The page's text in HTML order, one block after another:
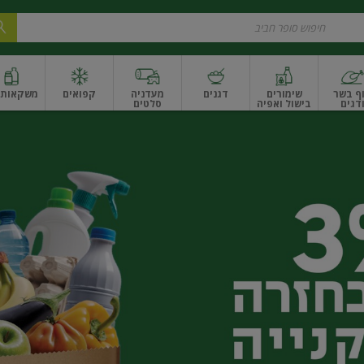
בשר
ודגים
שימורים
בישול ואפיה
דגנים מעדניה
סלטים
ונקניקים
קפואים משקאות
ואגוזיםפירות יבשים ארוזפירות יבשים בתפזורתפיצוחים, אגוזים